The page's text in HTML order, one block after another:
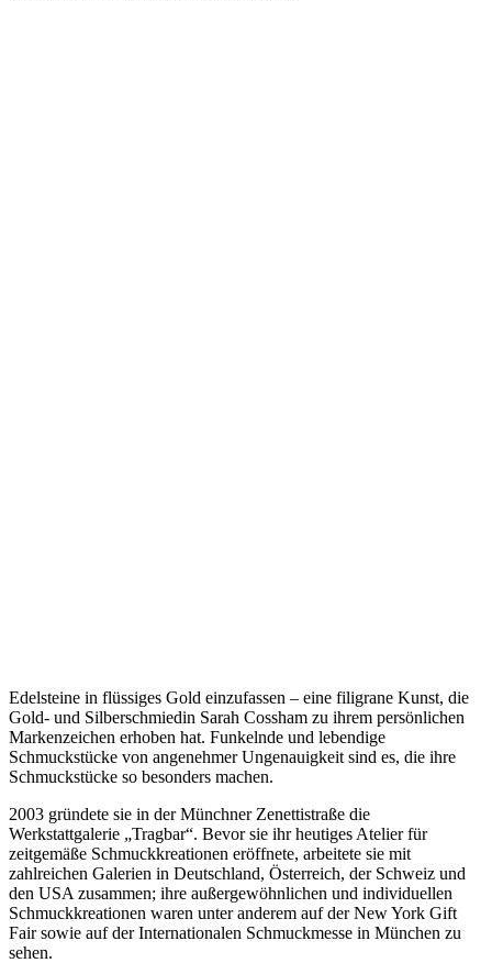
Edelsteine in flüssiges Gold einzufassen – eine filigrane Kunst, die
Gold- und Silberschmiedin Sarah Cossham zu ihrem persönlichen
Markenzeichen erhoben hat. Funkelnde und lebendige
Schmuckstücke von angenehmer Ungenauigkeit sind es, die ihre
Schmuckstücke so besonders machen.
2003 gründete sie in der Münchner Zenettistraße die
Werkstattgalerie „Tragbar“. Bevor sie ihr heutiges Atelier für
zeitgemäße Schmuckkreationen eröffnete, arbeitete sie mit
zahlreichen Galerien in Deutschland, Österreich, der Schweiz und
den USA zusammen; ihre außergewöhnlichen und individuellen
Schmuckkreationen waren unter anderem auf der New York Gift
Fair sowie auf der Internationalen Schmuckmesse in München zu
sehen.